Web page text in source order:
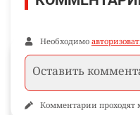
Необходимо
Комментарии проходят